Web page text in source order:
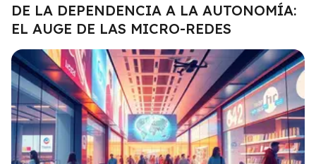
DE LA DEPENDENCIA A LA AUTONOMÍA:
EL AUGE DE LAS MICRO-REDES